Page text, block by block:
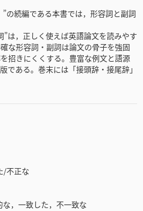
の続編である本書では，形容詞と副詞
は，正しく使えば英語論文を読みやす
な形容詞・副詞は論文の骨子を強固
招きにくくする。豊富な例文と語源
である。巻末には「接頭辞・接尾辞」
/不正な
，一致した，不一致な